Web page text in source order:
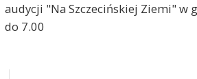
audycji "Na Szczecińskiej Ziemi" w
do 7.00